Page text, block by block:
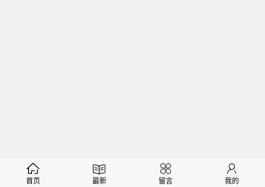
首页 最新 留言 我的